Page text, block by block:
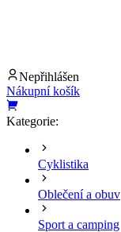
Nepřihlášen
Nákupní košík
Kategorie:
Cyklistika
Oblečení a obuv
Sport a camping